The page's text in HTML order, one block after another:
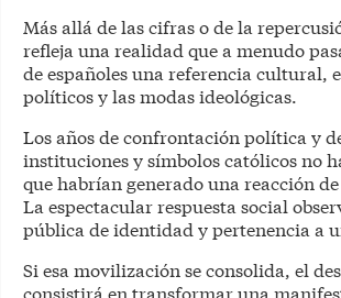
Más allá de las cifras o de la
refleja una realidad que a menudo
de españoles una referencia cultural,
políticos y las modas ideológicas.
Los años de confrontación política y
instituciones y símbolos católicos no
que habrían generado una reacción
La espectacular respuesta social
pública de identidad y pertenencia a
Si esa movilización se consolida, el
consistirá en transformar una